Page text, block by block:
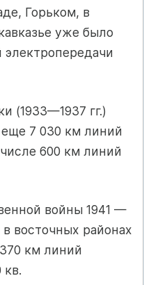
Горьком, в
уже было
(1933—1937 гг.)
7 030 км линий
600 км линий
войны 1941 —
восточных районах
км линий